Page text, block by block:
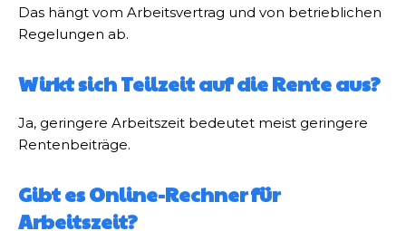
Das hängt vom Arbeitsvertrag und von betrieblichen
Regelungen ab.
Wirkt sich Teilzeit auf die Rente aus?
Ja, geringere Arbeitszeit bedeutet meist geringere
Rentenbeiträge.
Gibt es Online-Rechner für
Arbeitszeit?